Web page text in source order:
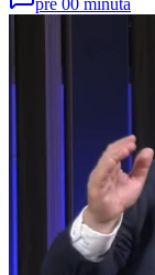
pre 00 minuta